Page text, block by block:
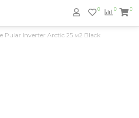
0
0 0
Pular Inverter Arctic 25 м2 Black